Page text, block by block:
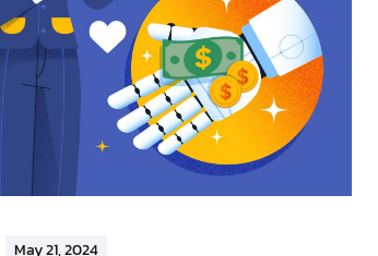
May 21, 2024